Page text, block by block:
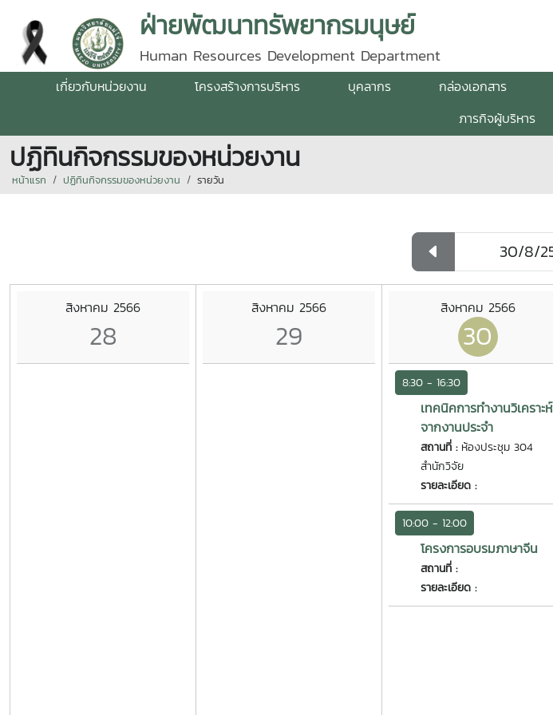
ฝ่ายพัฒนาทรัพยากรมนุษย์
Human Resources Development Department
เกี่ยวกับหน่วยงาน โครงสร้างการบริหาร บุคลากร กล่องเอกสาร
ภารกิจผู้บริหาร
ปฏิทินกิจกรรมของหน่วยงาน
หน้าแรก ปฏิทินกิจกรรมของหน่วยงาน รายวัน
สิงหาคม 2566
28
สิงหาคม 2566
29
สิงหาคม 2566
30
8:30 - 16:30
เทคนิคการทำงานวิเคราะห์
จากงานประจำ
สถานที่ : ห้องประชุม 304
สำนักวิจัย
รายละเอียด :
10:00 - 12:00
โครงการอบรมภาษาจีน
สถานที่ :
รายละเอียด :